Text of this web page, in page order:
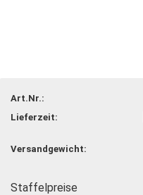
Art.Nr.:
Lieferzeit:
Versandgewicht:
Staffelpreise